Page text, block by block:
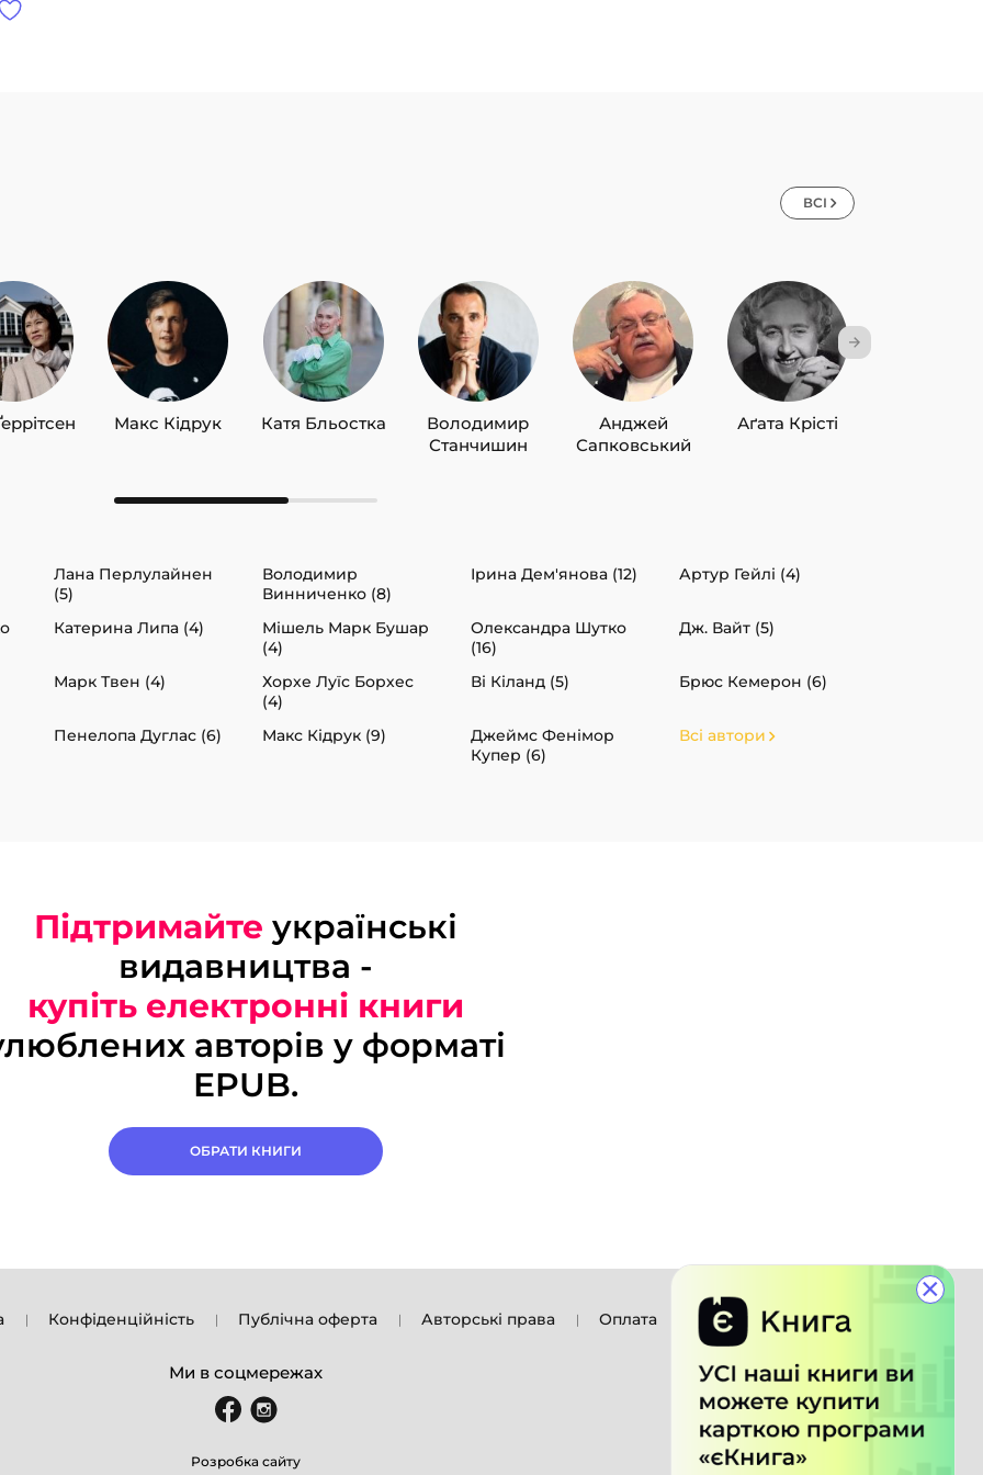
×
ВСІ
Макс Кідрук Катя Бльостка
Володимир
Станчишин
Анджей
Сапковський
Аґата Крісті
Лана Перлулайнен
(5)
Володимир
Винниченко (8)
Ірина Дем'янова (12) Артур Гейлі (4)
Катерина Липа (4)
Мішель Марк Бушар
(4)
Олександра Шутко
(16)
Дж. Вайт (5)
Марк Твен (4)
Хорхе Луїс Борхес
(4)
Ві Кіланд (5) Брюс Кемерон (6)
Пенелопа Дуглас (6) Макс Кідрук (9)
Джеймс Фенімор
Купер (6)
Всі автори
Підтримайте українські
видавництва -
купіть електронні книги
авторів у форматі
EPUB.
ОБРАТИ КНИГИ
Конфіденційність Публічна оферта Авторські права Оплата
Ми в соцмережах
Розробка сайту